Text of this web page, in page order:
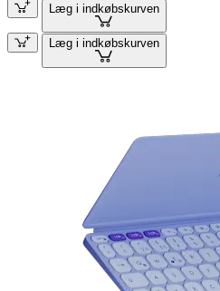
Læg i indkøbskurven
Læg i indkøbskurven